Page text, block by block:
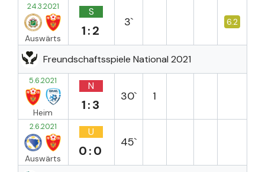
24.3.2021
Auswärts
S
1:2
3` 6.2
Freundschaftsspiele National 2021
5.6.2021
Heim
N
1:3
30` 1
2.6.2021
Auswärts
U
0:0
45`